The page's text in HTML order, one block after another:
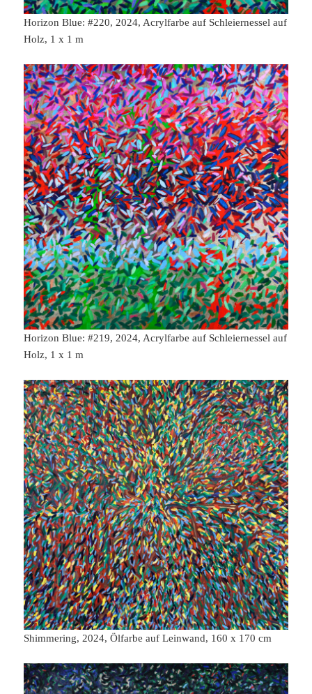
Horizon Blue: #220, 2024, Acrylfarbe auf Schleiernessel auf
Holz, 1 x 1 m
Horizon Blue: #219, 2024, Acrylfarbe auf Schleiernessel auf
Holz, 1 x 1 m
Shimmering, 2024, Ölfarbe auf Leinwand, 160 x 170 cm